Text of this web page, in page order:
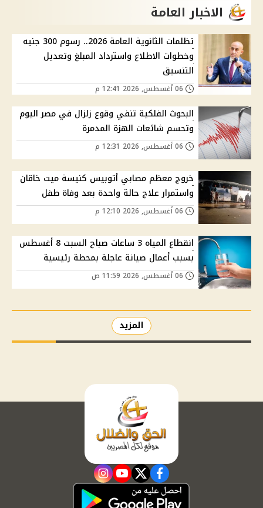
الاخبار العامة
تظلمات الثانوية العامة 2026.. رسوم 300 جنيه
وخطوات الاطلاع واسترداد المبلغ وتعديل
التنسيق
البحوث الفلكية تنفي وقوع زلزال في مصر اليوم
وتحسم شائعات الهزة المدمرة
خروج معظم مصابي أتوبيس كنيسة ميت خاقان
واستمرار علاج حالة واحدة بعد وفاة طفل
انقطاع المياه 3 ساعات صباح السبت 8 أغسطس
بسبب أعمال صيانة عاجلة بمحطة رئيسية
المزيد
facebook
twitter
youtube
instagram